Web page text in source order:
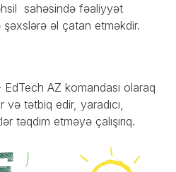
sahəsində fəaliyyət
əl çatan etməkdir.
EdTech AZ komandası olaraq
tətbiq edir, yaradıcı,
təqdim etməyə çalışırıq.